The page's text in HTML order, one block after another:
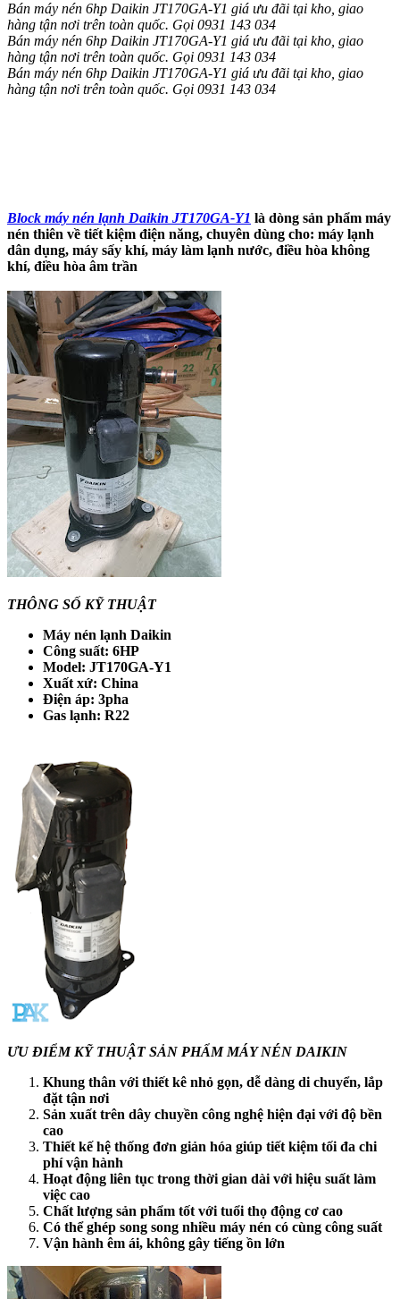
Bán máy nén 6hp Daikin JT170GA-Y1 giá ưu đãi tại kho, giao
hàng tận nơi trên toàn quốc. Gọi 0931 143 034
Bán máy nén 6hp Daikin JT170GA-Y1 giá ưu đãi tại kho, giao
hàng tận nơi trên toàn quốc. Gọi 0931 143 034
Bán máy nén 6hp Daikin JT170GA-Y1 giá ưu đãi tại kho, giao
hàng tận nơi trên toàn quốc. Gọi 0931 143 034
Block máy nén lạnh Daikin JT170GA-Y1 là dòng sản phẩm máy
nén thiên về tiết kiệm điện năng, chuyên dùng cho: máy lạnh
dân dụng, máy sấy khí, máy làm lạnh nước, điều hòa không
khí, điều hòa âm trần
THÔNG SỐ KỸ THUẬT
Máy nén lạnh Daikin
Công suất: 6HP
Model: JT170GA-Y1
Xuất xứ: China
Điện áp: 3pha
Gas lạnh: R22
ƯU ĐIỂM KỸ THUẬT SẢN PHẨM MÁY NÉN DAIKIN
Khung thân với thiết kê nhỏ gọn, dễ dàng di chuyển, lắp
đặt tận nơi
Sản xuất trên dây chuyền công nghệ hiện đại với độ bền
cao
Thiết kế hệ thống đơn giản hóa giúp tiết kiệm tối đa chi
phí vận hành
Hoạt động liên tục trong thời gian dài với hiệu suất làm
việc cao
Chất lượng sản phẩm tốt với tuổi thọ động cơ cao
Có thể ghép song song nhiều máy nén có cùng công suất
Vận hành êm ái, không gây tiếng ồn lớn